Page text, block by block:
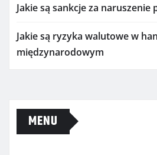
Jakie są sankcje za naruszenie
Jakie są ryzyka walutowe w
międzynarodowym
MENU